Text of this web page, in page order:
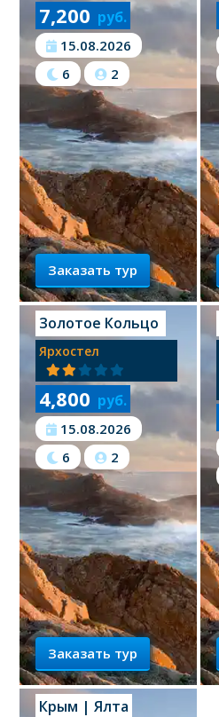
7,200 руб.
15.08.2026
6
2
Заказать тур
Золотое Кольцо
Ярхостел
4,800 руб.
15.08.2026
6
2
Заказать тур
Крым | Ялта